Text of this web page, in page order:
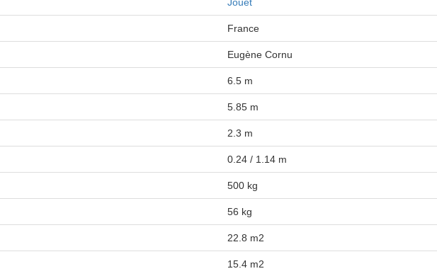
France
Eugène Cornu
6.5 m
5.85 m
2.3 m
0.24 / 1.14 m
500 kg
56 kg
22.8 m2
15.4 m2